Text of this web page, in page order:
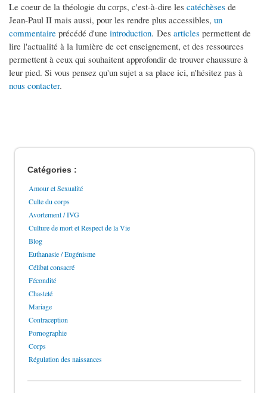
Le coeur de la théologie du corps, c'est-à-dire les catéchèses de
Jean-Paul II mais aussi, pour les rendre plus accessibles, un
commentaire précédé d'une introduction. Des articles permettent de
lire l'actualité à la lumière de cet enseignement, et des ressources
permettent à ceux qui souhaitent approfondir de trouver chaussure à
leur pied. Si vous pensez qu'un sujet a sa place ici, n'hésitez pas à
nous contacter.
Catégories :
Amour et Sexualité
Culte du corps
Avortement / IVG
Culture de mort et Respect de la Vie
Blog
Euthanasie / Eugénisme
Célibat consacré
Fécondité
Chasteté
Mariage
Contraception
Pornographie
Corps
Régulation des naissances